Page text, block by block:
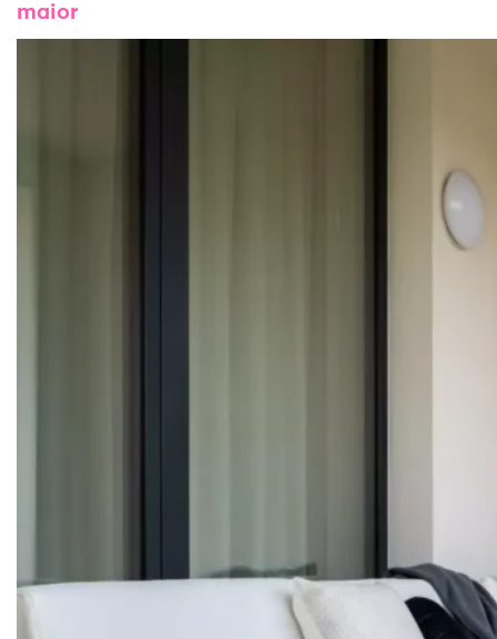
maior